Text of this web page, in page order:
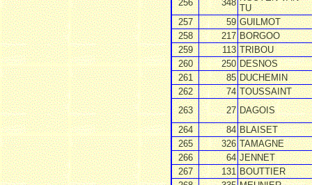
256
348
TU
257
59 GUILMOT
258
217 BORGOO
259
113 TRIBOU
260
250 DESNOS
261
85 DUCHEMIN
262
74 TOUSSAINT
263
27 DAGOIS
264
84 BLAISET
265
326 TAMAGNE
266
64 JENNET
267
131 BOUTTIER